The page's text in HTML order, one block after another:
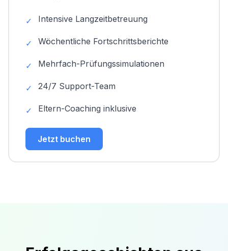
✓ Intensive Langzeitbetreuung
✓ Wöchentliche Fortschrittsberichte
✓ Mehrfach-Prüfungssimulationen
✓ 24/7 Support-Team
✓ Eltern-Coaching inklusive
Jetzt buchen